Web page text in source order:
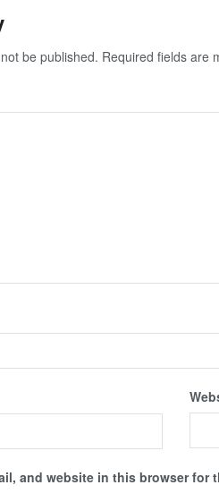
be published. Required fields are
and website in this browser for